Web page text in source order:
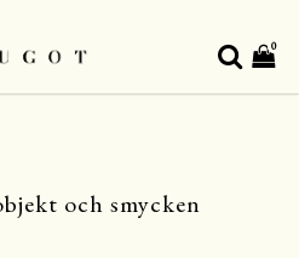
0
och smycken